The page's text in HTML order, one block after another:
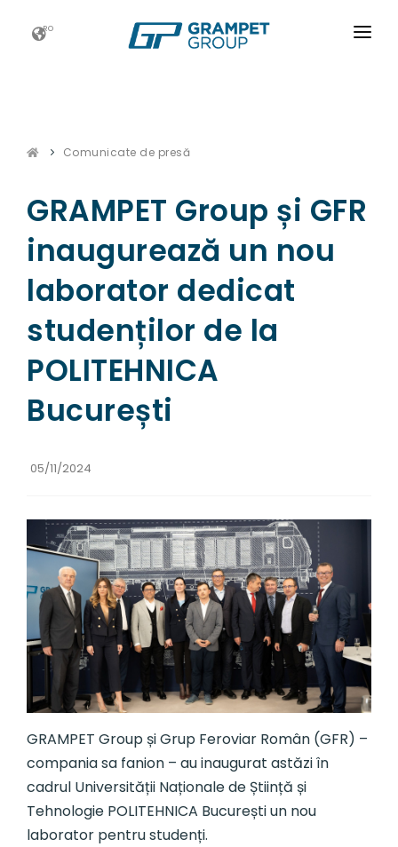
RO
NOUTATI
ESG
CONTACT
Comunicate de presă
GRAMPET Group și GFR
inaugurează un nou
laborator dedicat
studenților de la
POLITEHNICA
București
05/11/2024
GRAMPET Group și Grup Feroviar Român (GFR) –
compania sa fanion – au inaugurat astăzi în
cadrul Universității Naționale de Știință și
Tehnologie POLITEHNICA București un nou
laborator pentru studenți.